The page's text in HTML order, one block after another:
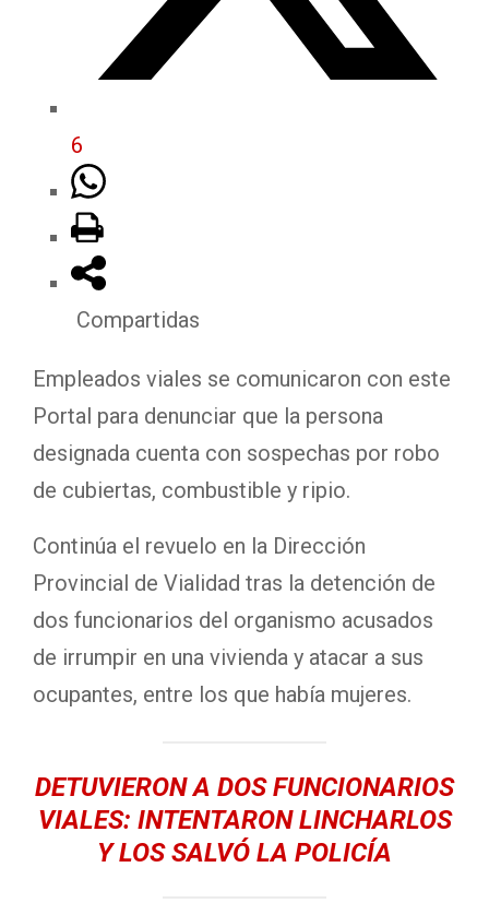
6
Compartidas
Empleados viales se comunicaron con este
Portal para denunciar que la persona
designada cuenta con sospechas por robo
de cubiertas, combustible y ripio.
Continúa el revuelo en la Dirección
Provincial de Vialidad tras la detención de
dos funcionarios del organismo acusados
de irrumpir en una vivienda y atacar a sus
ocupantes, entre los que había mujeres.
DETUVIERON A DOS FUNCIONARIOS
VIALES: INTENTARON LINCHARLOS
Y LOS SALVÓ LA POLICÍA